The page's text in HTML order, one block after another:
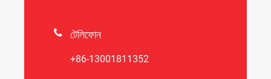
 টেলিফোন
+86-13001811352